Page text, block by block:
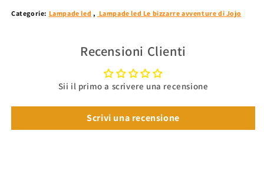
Categorie: Lampade led , Lampade led Le bizzarre avventure di Jojo
Recensioni Clienti
Sii il primo a scrivere una recensione
Scrivi una recensione